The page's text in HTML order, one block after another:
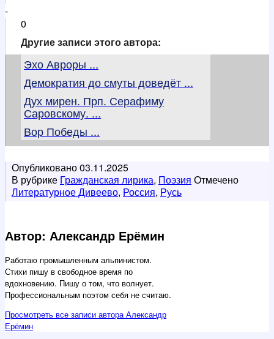
-
0
Другие записи этого автора:
Эхо Авроры ...
Демократия до смуты доведёт ...
Дух мирен. Прп. Серафиму
Саровскому. ...
Вор Победы ...
Опубликовано03.11.2025
В рубрике Гражданская лирика, Поэзия Отмечено
Литературное Дивеево, Россия, Русь
Автор: Александр Ерёмин
Работаю промышленным альпинистом.
Стихи пишу в свободное время по
вдохновению. Пишу о том, что волнует.
Профессиональным поэтом себя не считаю.
Просмотреть все записи автора Александр
Ерёмин